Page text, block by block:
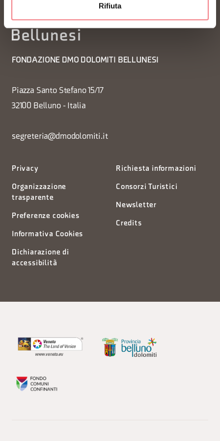
Rifiuta
FONDAZIONE DMO DOLOMITI BELLUNESI
Piazza Santo Stefano 15/17
32100 Belluno - Italia
segreteria@dmodolomiti.it
Privacy
Organizzazione
trasparente
Preferenze cookies
Informativa Cookies
Dichiarazione di
accessibilità
Richiesta informazioni
Consorzi Turistici
Newsletter
Credits